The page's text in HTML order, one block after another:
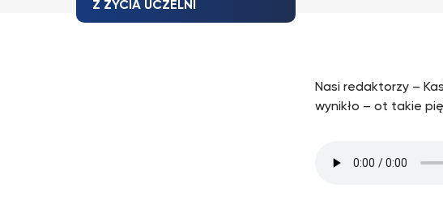
Z ŻYCIA UCZELNI
Nasi redaktorzy –
wynikło – ot takie